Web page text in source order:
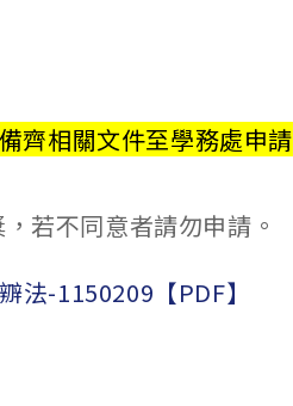
備齊相關文件至學務處申請
若不同意者請勿申請。
法-1150209【PDF】